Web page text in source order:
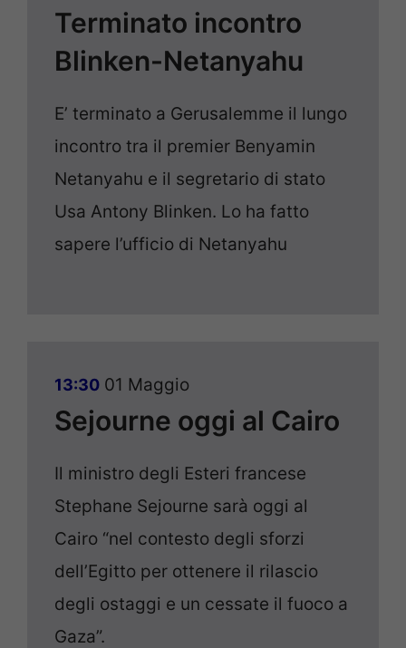
Terminato incontro
Blinken-Netanyahu
E’ terminato a Gerusalemme il lungo
incontro tra il premier Benyamin
Netanyahu e il segretario di stato
Usa Antony Blinken. Lo ha fatto
sapere l’ufficio di Netanyahu
13:30 01 Maggio
Sejourne oggi al Cairo
Il ministro degli Esteri francese
Stephane Sejourne sarà oggi al
Cairo “nel contesto degli sforzi
dell’Egitto per ottenere il rilascio
degli ostaggi e un cessate il fuoco a
Gaza”.